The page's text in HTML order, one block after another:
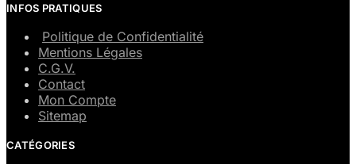
INFOS PRATIQUES
Politique de Confidentialité
Mentions Légales
C.G.V.
Contact
Mon Compte
Sitemap
CATÉGORIES